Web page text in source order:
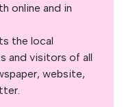
online and in
the local
and visitors of all
website,